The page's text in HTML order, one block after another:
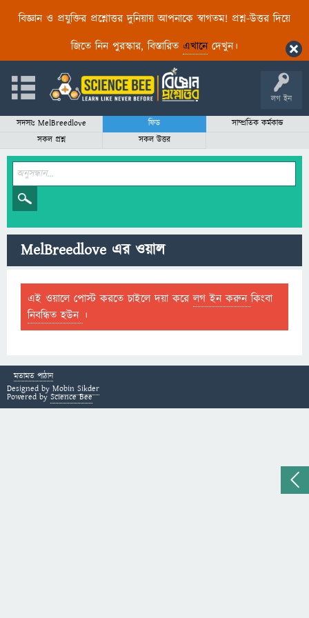
বিজ্ঞান ও প্রযুক্তির প্রশ্নোত্তর দুনিয়ায় আপনাকে স্বাগতম! প্রশ্ন-উত্তর দিয়ে
জিতে নিন পুরস্কার, বিস্তারিত এখানেদেখুন।
লগ ইন
সদস্যঃ MelBreedlove ফিড
সাম্প্রতিক কর্মকান্ড
সকল প্রশ্ন
সকল উত্তর
MelBreedlove এর ওয়াল
এই ওয়ালে পোস্ট করতে চাইলে দয়া করেলগ ইন করুনকিংবা
নিবন্ধিত হউন ।
মতামত পাঠান
Designed by Mobin Sikder
Powered by Science Bee